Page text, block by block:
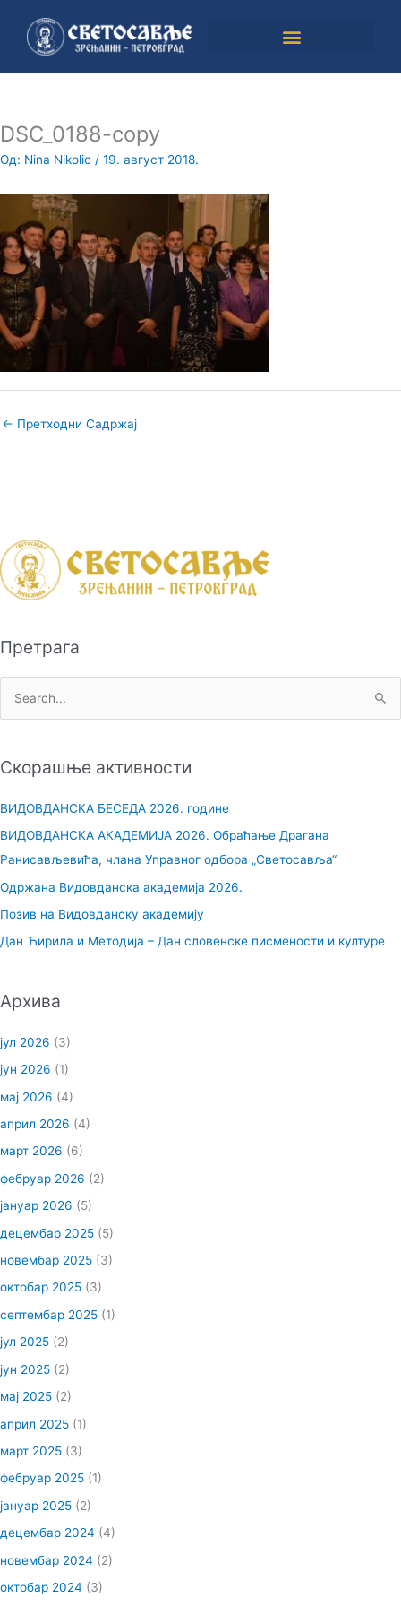
садржај
DSC_0188-copy
Од: Nina Nikolic / 19. август 2018.
← Претходни Садржај
Претрага
т
з
а
:
Скорашње активности
ВИДОВДАНСКА БЕСЕДА 2026. године
ВИДОВДАНСКА АКАДЕМИЈА 2026. Обраћање Драгана
Ранисављевића, члана Управног одбора „Светосавља“
Одржана Видовданска академија 2026.
Позив на Видовданску академију
Дан Ћирила и Методија – Дан словенске писмености и културе
Архива
јул 2026 (3)
јун 2026 (1)
мај 2026 (4)
април 2026 (4)
март 2026 (6)
фебруар 2026 (2)
јануар 2026 (5)
децембар 2025 (5)
новембар 2025 (3)
октобар 2025 (3)
септембар 2025 (1)
јул 2025 (2)
јун 2025 (2)
мај 2025 (2)
април 2025 (1)
март 2025 (3)
фебруар 2025 (1)
јануар 2025 (2)
децембар 2024 (4)
новембар 2024 (2)
октобар 2024 (3)